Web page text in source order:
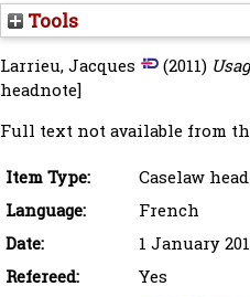
Tools
Larrieu, Jacques (2011)
headnote]
Full text not available from
Item Type:
Caselaw
Language:
French
Date:
1 January
Refereed:
Yes